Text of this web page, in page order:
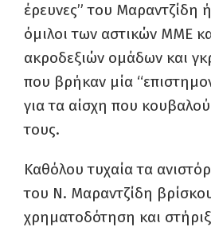
έρευνες” του Μαραντζίδη
όμιλοι των αστικών ΜΜΕ
ακροδεξιών ομάδων και
που βρήκαν μία
για τα αίσχη που
τους.
Καθόλου τυχαία τα
του Ν. Μαραντζίδη
χρηματοδότηση και